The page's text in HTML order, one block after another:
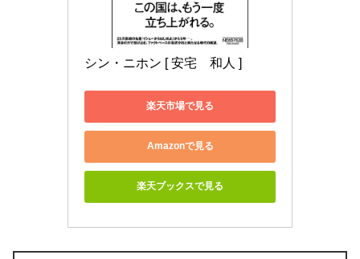
シン・ニホン [ 安宅　和人 ]
楽天市場で見る
Amazonで見る
楽天ブックスで見る